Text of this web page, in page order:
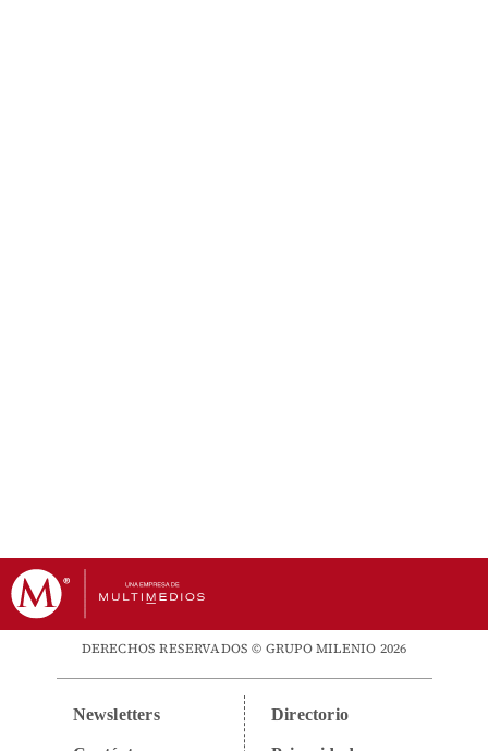
DERECHOS RESERVADOS © GRUPO MILENIO 2026
Newsletters Directorio